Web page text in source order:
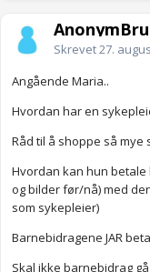
Skrevet27.
Angående Maria..
Hvordan har en
Råd til å shoppe så
Hvordan kan hun
og bilder før/nå) med
som sykepleier)
Barnebidragene JAR
Skal ikke barnebidrag